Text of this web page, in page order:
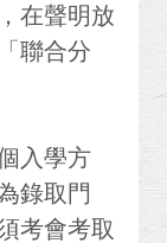
在聲明放
聯合分
入學方
錄取門
考會考取